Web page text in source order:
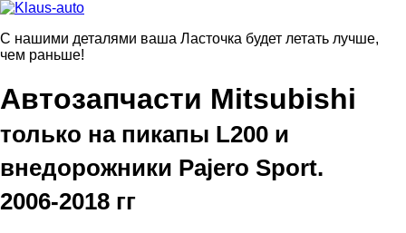
С нашими деталями ваша Ласточка будет летать лучше,
чем раньше!
Автозапчасти Mitsubishi
только на пикапы L200 и
внедорожники Pajero Sport.
2006‑2018 гг